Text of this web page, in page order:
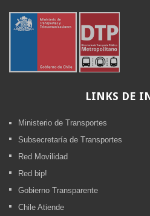
LINKS DE
Ministerio de Transportes
Subsecretaría de Transportes
Red Movilidad
Red bip!
Gobierno Transparente
Chile Atiende